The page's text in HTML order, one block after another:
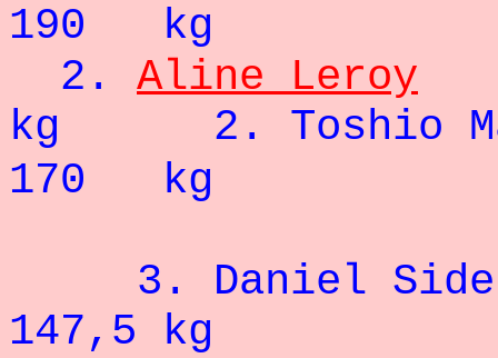
190 kg
2. Aline Leroy
kg 2. Toshio
170 kg
3. Daniel
147,5 kg